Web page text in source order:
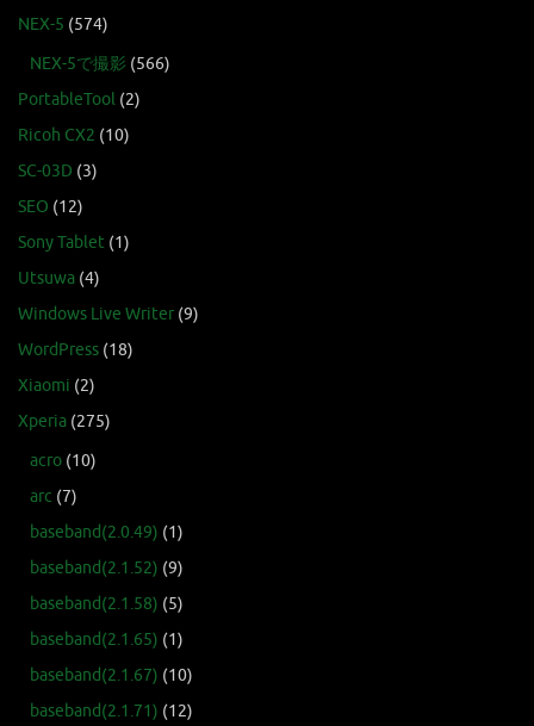
NEX-5 (574)
NEX-5で撮影 (566)
PortableTool (2)
Ricoh CX2 (10)
SC-03D (3)
SEO (12)
Sony Tablet (1)
Utsuwa (4)
Windows Live Writer (9)
WordPress (18)
Xiaomi (2)
Xperia (275)
acro (10)
arc (7)
baseband(2.0.49) (1)
baseband(2.1.52) (9)
baseband(2.1.58) (5)
baseband(2.1.65) (1)
baseband(2.1.67) (10)
baseband(2.1.71) (12)